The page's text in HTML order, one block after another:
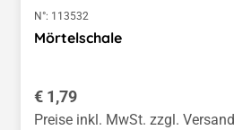
N°: 113532
Mörtelschale
Regulärer Preis:
€ 1,79
Preise inkl. MwSt. zzgl.